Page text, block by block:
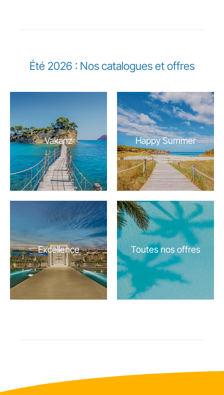
Été 2026 : Nos catalogues et offres
Vakanz Happy Summer
Excellence Toutes nos offres